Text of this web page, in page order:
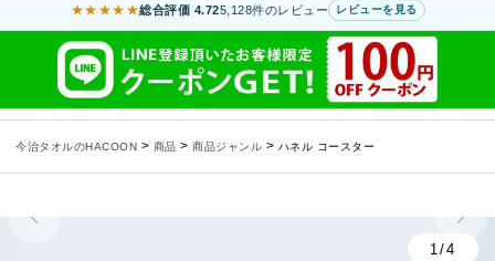
★★★★★総合評価 4.725,128件のレビュー レビューを見る
今治タオルのHACOON > 商品 > 商品ジャンル > ハネル コースター
1/4